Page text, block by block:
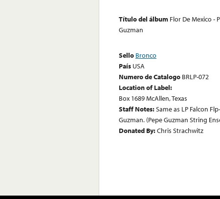
Título del álbum Flor De Mexico -
Guzman
Sello Bronco
País USA
Numero de Catalogo BRLP-072
Location of Label:
Box 1689 McAllen, Texas
Staff Notes:Same as LP Falcon
Guzman. (Pepe Guzman String
Donated By:Chris Strachwitz